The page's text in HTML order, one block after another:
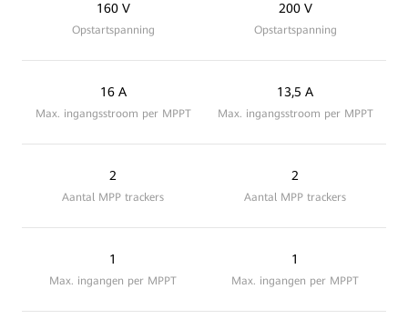
160 V
Opstartspanning
16 A
Max. ingangsstroom per MPPT
2
Aantal MPP trackers
1
Max. ingangen per MPPT
200 V
Opstartspanning
13,5 A
Max. ingangsstroom per MPPT
2
Aantal MPP trackers
1
Max. ingangen per MPPT